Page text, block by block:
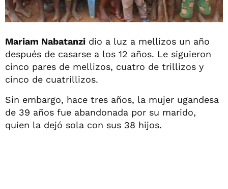
Mariam Nabatanzi dio a luz a mellizos un año
después de casarse a los 12 años. Le siguieron
cinco pares de mellizos, cuatro de trillizos y
cinco de cuatrillizos.
Sin embargo, hace tres años, la mujer ugandesa
de 39 años fue abandonada por su marido,
quien la dejó sola con sus 38 hijos.